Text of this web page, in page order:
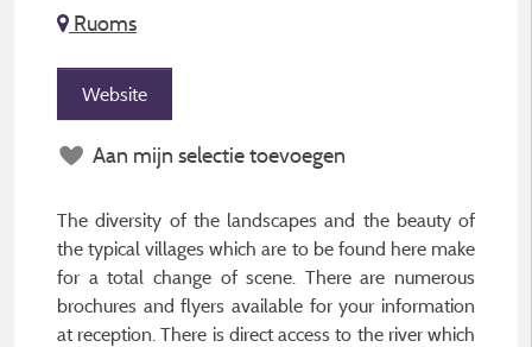
Ruoms
Website
Aan mijn selectie toevoegen
The diversity of the landscapes and the beauty of
the typical villages which are to be found here make
for a total change of scene. There are numerous
brochures and flyers available for your information
at reception. There is direct access to the river which